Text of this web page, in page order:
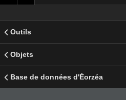
Outils
Objets
Base de données d'Éorzéa